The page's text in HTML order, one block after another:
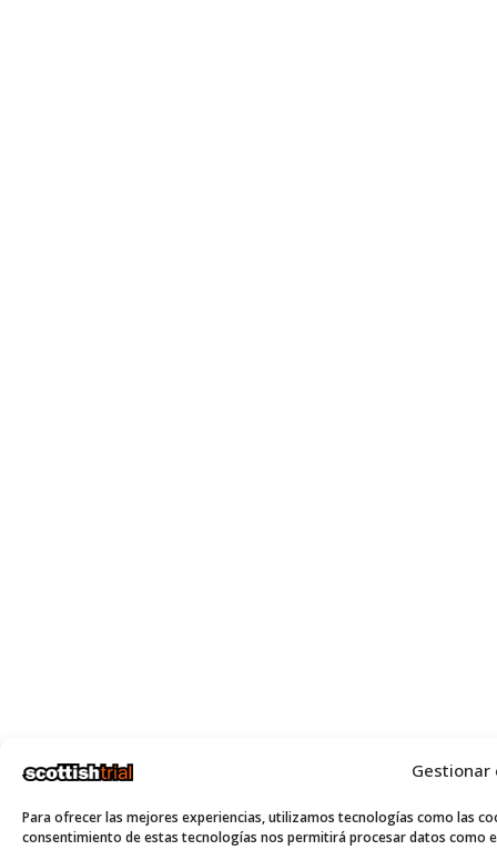
Para ofrecer las mejores experiencias, utilizamos tecnologías como las
consentimiento de estas tecnologías nos permitirá procesar datos como